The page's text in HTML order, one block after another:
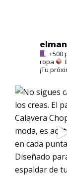
+500
ropa
¡Tu